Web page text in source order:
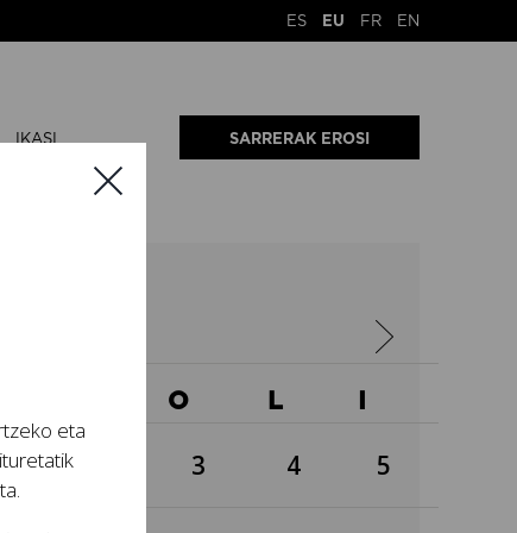
ES EU FR EN
IKASI SARRERAK EROSI
O L
1 3 4 5
eta